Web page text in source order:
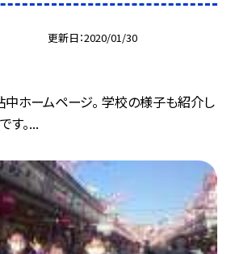
更新日 2020/01/30
ホームページ。 学校の様子も紹介し
す。...